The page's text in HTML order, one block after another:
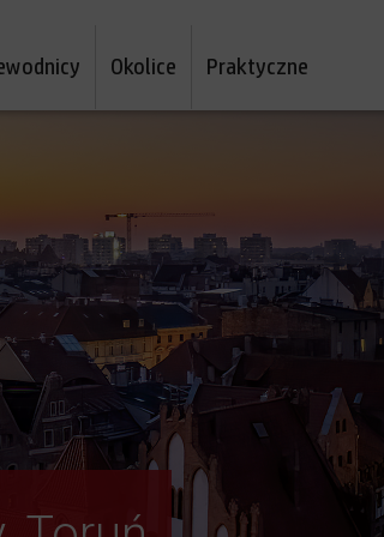
Okolice Praktyczne